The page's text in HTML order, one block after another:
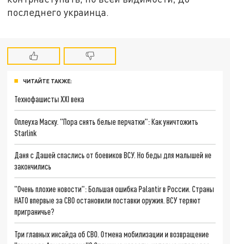
последнего украинца.
ЧИТАЙТЕ ТАКЖЕ:
Технофашисты XXI века
Оплеуха Маску. "Пора снять белые перчатки": Как уничтожить
Starlink
Даня с Дашей спаслись от боевиков ВСУ. Но беды для малышей не
закончились
"Очень плохие новости": Большая ошибка Palantir в России. Страны
НАТО впервые за СВО остановили поставки оружия. ВСУ теряют
приграничье?
Три главных инсайда об СВО. Отмена мобилизации и возвращение